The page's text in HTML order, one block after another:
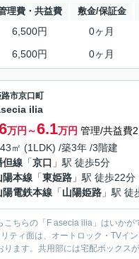
理費・共益費 敷金/保証金
6,500円 0ヶ月
6,500円 0ヶ月
市京口町
ilia
万円～6.1万円 管理/共益費
㎡ (1LDK) /築3年 /3階建
但線 「京口 」駅 徒歩5分
陽本線 「東姫路 」駅 徒歩22分
陽電鉄本線 「山陽姫路 」駅 徒
ちらの「F asecia ilia」はいか
ティ面は、オートロック・TVイ
ます。共用部には宅配ボックス